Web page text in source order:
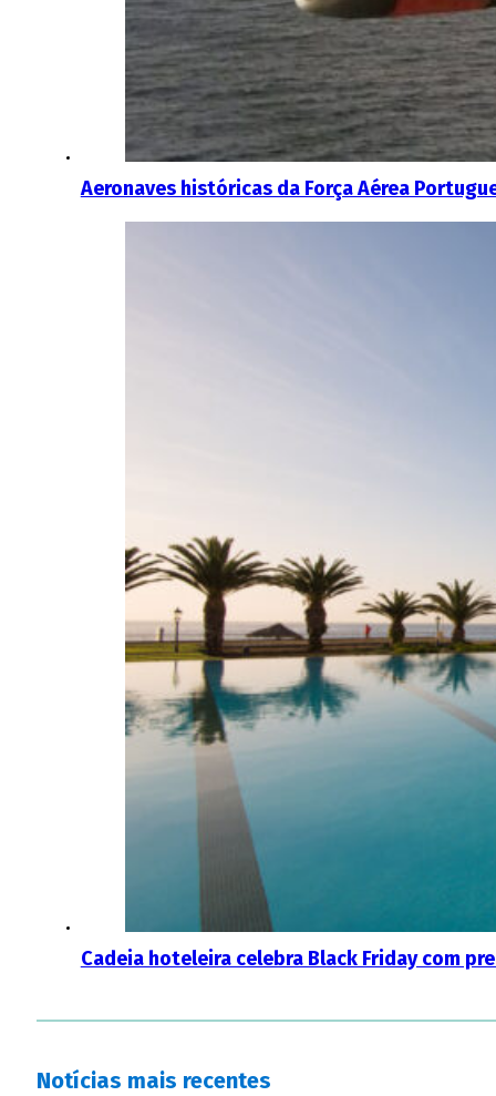
Aeronaves históricas da Força Aérea
Cadeia hoteleira celebra Black Friday com
Notícias mais recentes